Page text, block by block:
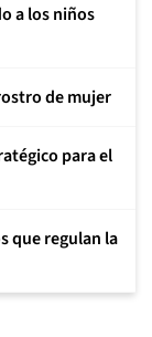
a los niños
de mujer
para el
que regulan la